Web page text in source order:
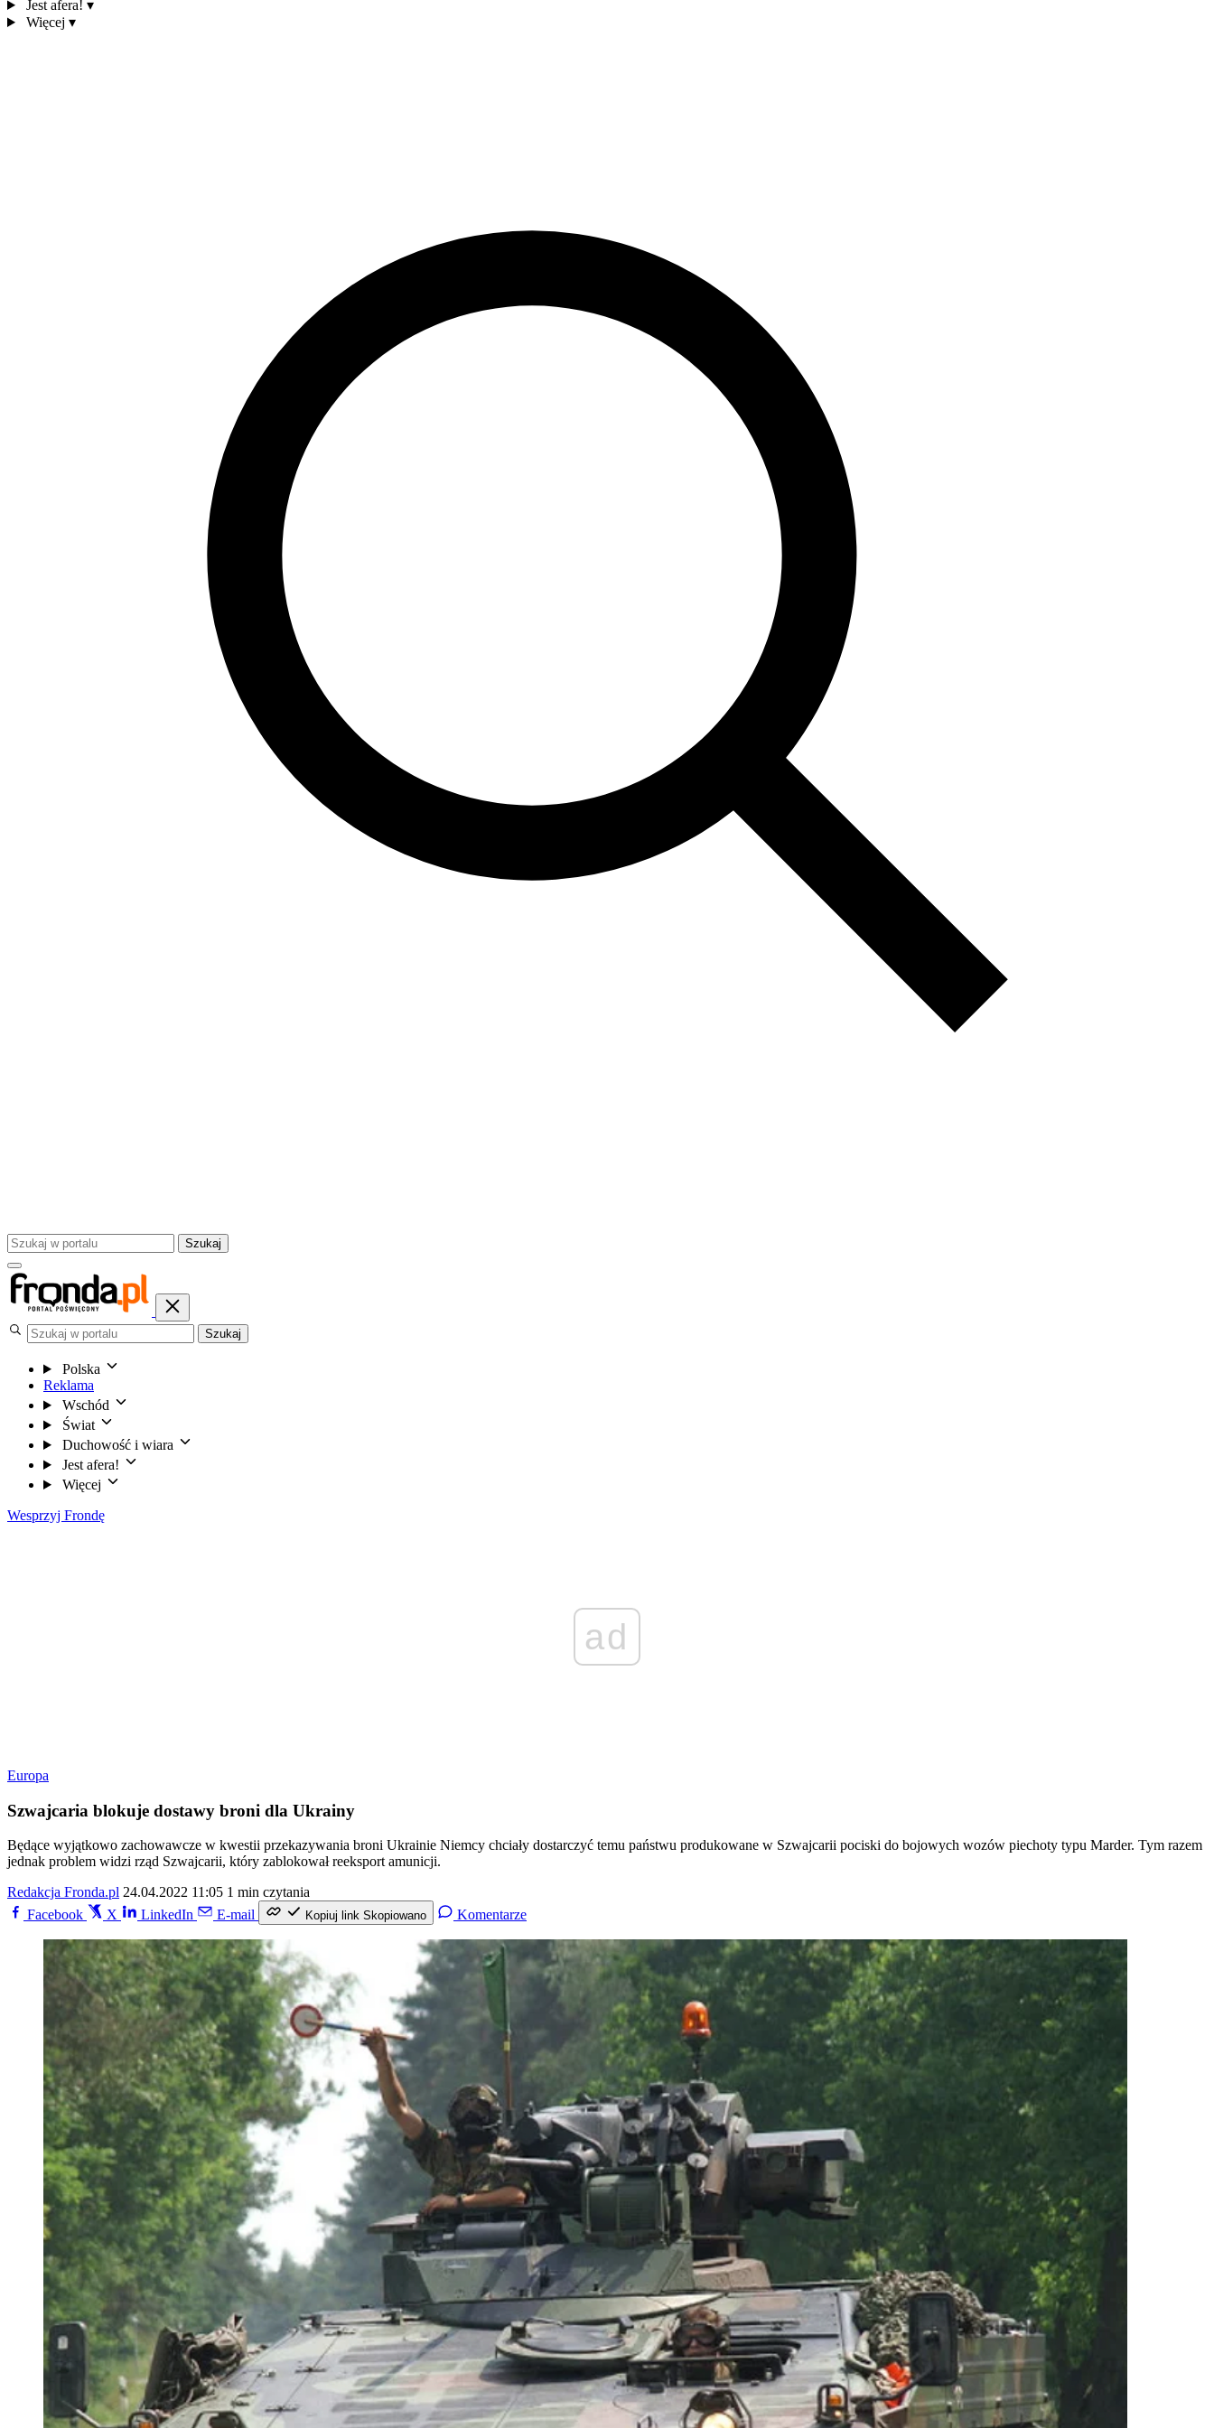
Jest afera! ▾
Więcej ▾
Szukaj
Szukaj
Polska
Reklama
Wschód
Świat
Duchowość i wiara
Jest afera!
Więcej
Wesprzyj Frondę
ad
Europa
Szwajcaria blokuje dostawy broni dla Ukrainy
Będące wyjątkowo zachowawcze w kwestii przekazywania broni Ukrainie Niemcy chciały dostarczyć temu państwu produkowane w Szwajcarii pociski do bojowych wozów piechoty typu Marder. Tym razem
jednak problem widzi rząd Szwajcarii, który zablokował reeksport amunicji.
Redakcja Fronda.pl 24.04.2022 11:05 1 min czytania
Facebook
X LinkedIn E-mail Kopiuj link Skopiowano Komentarze